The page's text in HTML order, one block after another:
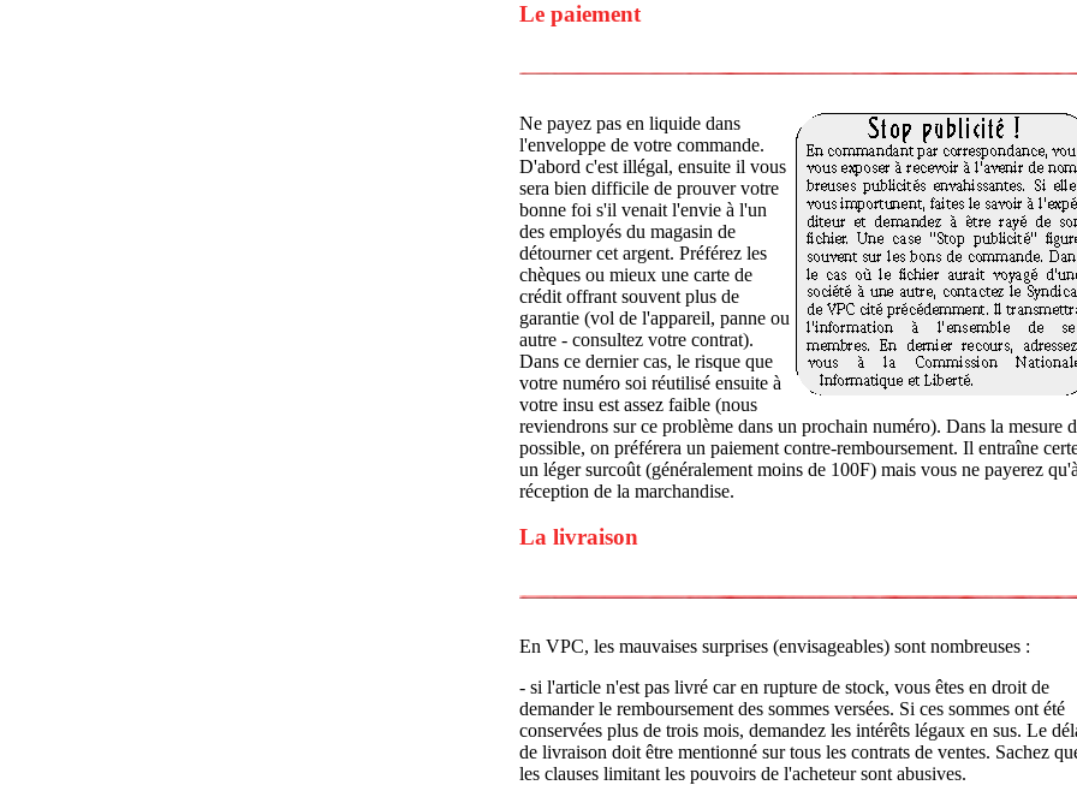
Le paiement
Ne payez pas en liquide dans
l'enveloppe de votre commande.
D'abord c'est illégal, ensuite il vous
sera bien difficile de prouver votre
bonne foi s'il venait l'envie à l'un
des employés du magasin de
détourner cet argent. Préférez les
chèques ou mieux une carte de
crédit offrant souvent plus de
garantie (vol de l'appareil, panne ou
autre - consultez votre contrat).
Dans ce dernier cas, le risque que
votre numéro soi réutilisé ensuite à
votre insu est assez faible (nous
reviendrons sur ce problème dans un prochain numéro). Dans la mesure
possible, on préférera un paiement contre-remboursement. Il entraîne
un léger surcoût (généralement moins de 100F) mais vous ne payerez
réception de la marchandise.
La livraison
En VPC, les mauvaises surprises (envisageables) sont nombreuses :
- si l'article n'est pas livré car en rupture de stock, vous êtes en droit de
demander le remboursement des sommes versées. Si ces sommes ont été
conservées plus de trois mois, demandez les intérêts légaux en sus. Le
de livraison doit être mentionné sur tous les contrats de ventes. Sachez
les clauses limitant les pouvoirs de l'acheteur sont abusives.